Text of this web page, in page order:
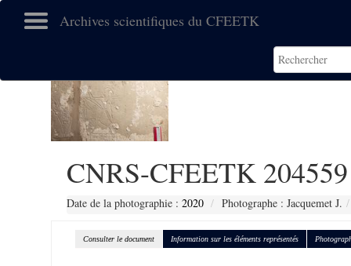
Archives scientifiques du CFEETK
CNRS-CFEETK 204559
Date de la photographie : 2020 Photographe : Jacquemet J.
Consulter le document Information sur les éléments représentés